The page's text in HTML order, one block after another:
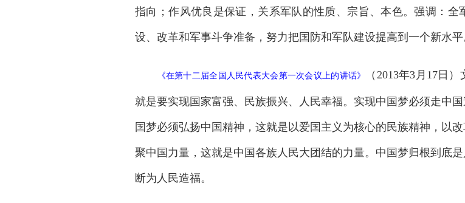
指向；作风优良是保证，关系军队的性质、宗旨、本色。强调：
设、改革和军事斗争准备，努力把国防和军队建设提高到一个新水平
《在第十二届全国人民代表大会第一次会议上的讲话》 （2013年3月17日
就是要实现国家富强、民族振兴、人民幸福。实现中国梦必须走中
国梦必须弘扬中国精神，这就是以爱国主义为核心的民族精神，以
聚中国力量，这就是中国各族人民大团结的力量。中国梦归根到底
断为人民造福。